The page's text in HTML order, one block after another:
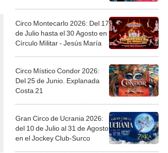
Circo Montecarlo 2026: Del 17
de Julio hasta el 30 Agosto en
Círculo Militar - Jesús María
Circo Místico Condor 2026:
Del 25 de Junio. Explanada
Costa 21
Gran Circo de Ucrania 2026:
del 10 de Julio al 31 de Agosto
en el Jockey Club-Surco